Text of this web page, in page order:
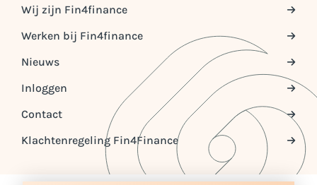
Wij zijn Fin4finance
Werken bij Fin4finance
Nieuws
Inloggen
Contact
Klachtenregeling Fin4Finance